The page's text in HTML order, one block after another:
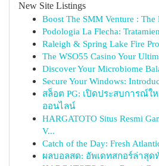
New Site Listings
Boost The SMM Venture : The
Podologia La Flecha:
Raleigh & Spring Lake Fire
The WSO55 Casino Your
Discover Your Microbiome
Secure Your Windows:
สล็อต PG: เปิดประสบการณ์ใ
ออนไลน์
HARGATOTO Situs Resmi
V...
Catch of the Day: Fresh
ผลบอลสด: อัพเดทสกอร์ล่าสุด